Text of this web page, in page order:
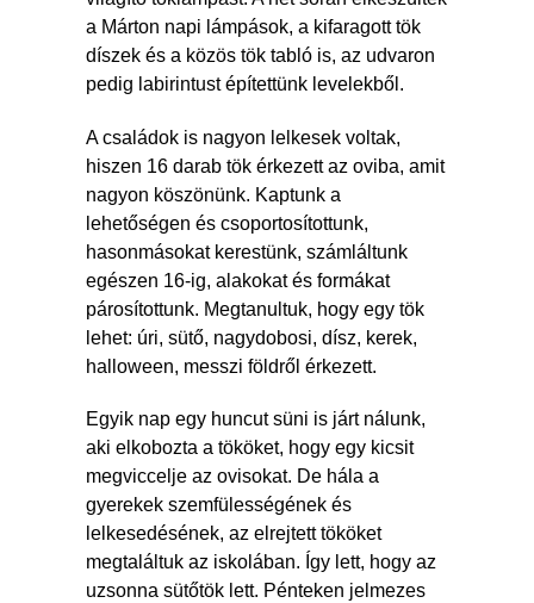
a Márton napi lámpások, a kifaragott tök
díszek és a közös tök tabló is, az udvaron
pedig labirintust építettünk levelekből.
A családok is nagyon lelkesek voltak,
hiszen 16 darab tök érkezett az oviba, amit
nagyon köszönünk. Kaptunk a
lehetőségen és csoportosítottunk,
hasonmásokat kerestünk, számláltunk
egészen 16-ig, alakokat és formákat
párosítottunk. Megtanultuk, hogy egy tök
lehet: úri, sütő, nagydobosi, dísz, kerek,
halloween, messzi földről érkezett.
Egyik nap egy huncut süni is járt nálunk,
aki elkobozta a tököket, hogy egy kicsit
megviccelje az ovisokat. De hála a
gyerekek szemfülességének és
lelkesedésének, az elrejtett tököket
megtaláltuk az iskolában. Így lett, hogy az
uzsonna sütőtök lett. Pénteken jelmezes